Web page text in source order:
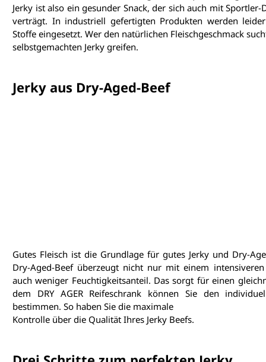
Jerky ist also ein gesunder Snack, der sich auch mit
verträgt. In industriell gefertigten Produkten werden
Stoffe eingesetzt. Wer den natürlichen Fleischgeschmack
selbstgemachten Jerky greifen.
Jerky aus Dry-Aged-Beef
Gutes Fleisch ist die Grundlage für gutes Jerky und Dry-
Dry-Aged-Beef überzeugt nicht nur mit einem
auch weniger Feuchtigkeitsanteil. Das sorgt für einen
dem DRY AGER Reifeschrank können Sie den
bestimmen. So haben Sie die maximale
Kontrolle über die Qualität Ihres Jerky Beefs.